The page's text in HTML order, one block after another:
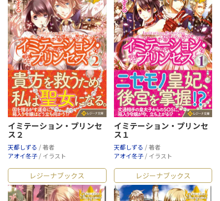
イミテーション・プリンセ
ス２
天都しずる / 著者
アオイ冬子 / イラスト
イミテーション・プリンセ
ス１
天都しずる / 著者
アオイ冬子 / イラスト
レジーナブックス レジーナブックス